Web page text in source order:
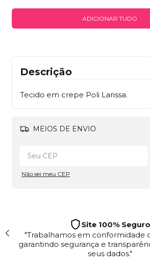
ADICIONAR TUDO
Descrição
Tecido em crepe Poli Larissa.
MEIOS DE ENVIO
Não sei meu CEP
Site 100% Seguro
"Trabalhamos em conformidade
garantindo segurança e
seus dados."